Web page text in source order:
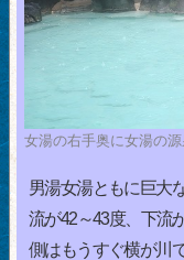
女湯の右手奥に女湯の源
男湯女湯ともに巨大
流が42～43度、下流
側はもうすぐ横が川